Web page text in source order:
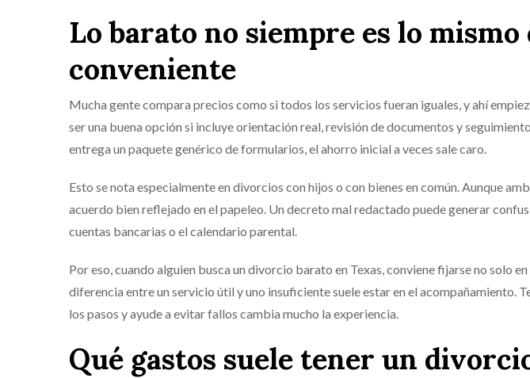
Lo barato no siempre es lo mismo
conveniente
Mucha gente compara precios como si todos los servicios fueran iguales, y ahí
ser una buena opción si incluye orientación real, revisión de documentos y
entrega un paquete genérico de formularios, el ahorro inicial a veces sale caro.
Esto se nota especialmente en divorcios con hijos o con bienes en común. Aunque
acuerdo bien reflejado en el papeleo. Un decreto mal redactado puede generar
cuentas bancarias o el calendario parental.
Por eso, cuando alguien busca un divorcio barato en Texas, conviene fijarse no solo
diferencia entre un servicio útil y uno insuficiente suele estar en el acompañamiento.
los pasos y ayude a evitar fallos cambia mucho la experiencia.
Qué gastos suele tener un